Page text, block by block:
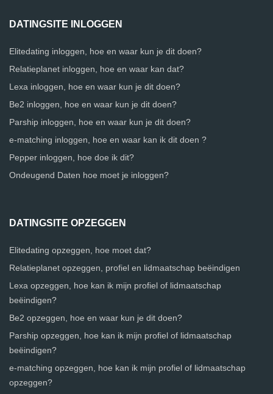
DATINGSITE INLOGGEN
Elitedating inloggen, hoe en waar kun je dit doen?
Relatieplanet inloggen, hoe en waar kan dat?
Lexa inloggen, hoe en waar kun je dit doen?
Be2 inloggen, hoe en waar kun je dit doen?
Parship inloggen, hoe en waar kun je dit doen?
e-matching inloggen, hoe en waar kan ik dit doen ?
Pepper inloggen, hoe doe ik dit?
Ondeugend Daten hoe moet je inloggen?
DATINGSITE OPZEGGEN
Elitedating opzeggen, hoe moet dat?
Relatieplanet opzeggen, profiel en lidmaatschap beëindigen
Lexa opzeggen, hoe kan ik mijn profiel of lidmaatschap
beëindigen?
Be2 opzeggen, hoe en waar kun je dit doen?
Parship opzeggen, hoe kan ik mijn profiel of lidmaatschap
beëindigen?
e-matching opzeggen, hoe kan ik mijn profiel of lidmaatschap
opzeggen?